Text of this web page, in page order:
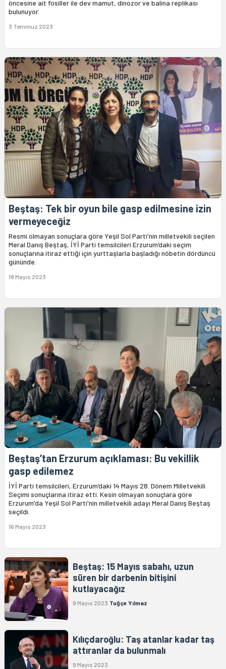
öncesine ait fosiller ile dev mamut, dinozor ve balina replikası
bulunuyor.
3 Temmuz 2023
Beştaş: Tek bir oyun bile gasp edilmesine izin
vermeyeceğiz
Resmi olmayan sonuçlara göre Yeşil Sol Parti'nin milletvekili seçilen
Meral Danış Beştaş, İYİ Parti temsilcileri Erzurum’daki seçim
sonuçlarına itiraz ettiği için yurttaşlarla başladığı nöbetin dördüncü
gününde.
18 Mayıs 2023
Beştaş’tan Erzurum açıklaması: Bu vekillik
gasp edilemez
İYİ Parti temsilcileri, Erzurum’daki 14 Mayıs 28. Dönem Milletvekili
Seçimi sonuçlarına itiraz etti. Kesin olmayan sonuçlara göre
Erzurum'da Yeşil Sol Parti'nin milletvekili adayı Meral Danış Beştaş
seçildi.
16 Mayıs 2023
Beştaş: 15 Mayıs sabahı, uzun
süren bir darbenin bitişini
kutlayacağız
9 Mayıs 2023 Tuğçe Yılmaz
Kılıçdaroğlu: Taş atanlar kadar taş
attıranlar da bulunmalı
9 Mayıs 2023